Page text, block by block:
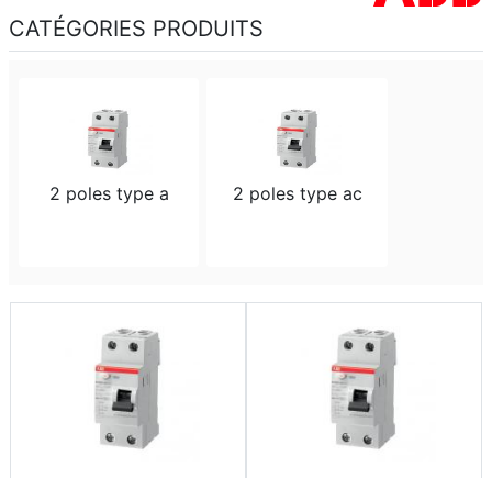
CATÉGORIES PRODUITS
2 poles type a 2 poles type ac